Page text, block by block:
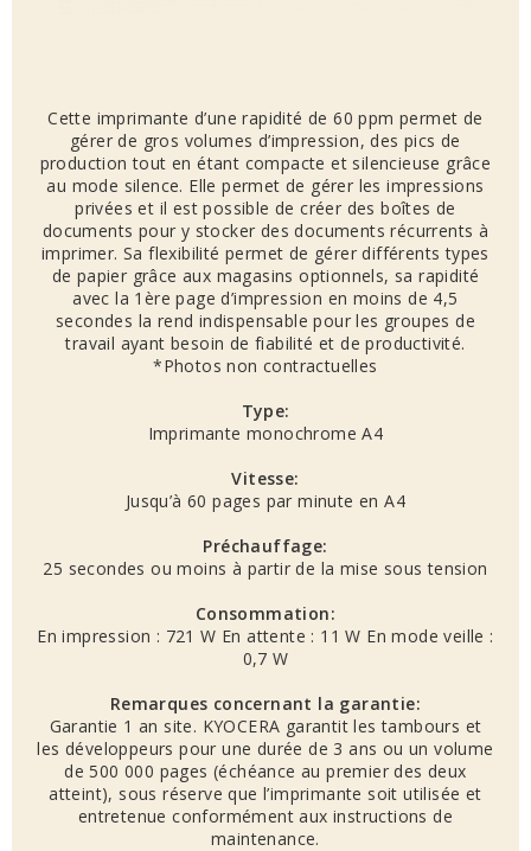
Cette imprimante d’une rapidité de 60 ppm permet de
gérer de gros volumes d’impression, des pics de
production tout en étant compacte et silencieuse grâce
au mode silence. Elle permet de gérer les impressions
privées et il est possible de créer des boîtes de
documents pour y stocker des documents récurrents à
imprimer. Sa flexibilité permet de gérer différents types
de papier grâce aux magasins optionnels, sa rapidité
avec la 1ère page d’impression en moins de 4,5
secondes la rend indispensable pour les groupes de
travail ayant besoin de fiabilité et de productivité.
*Photos non contractuelles
Type:
Imprimante monochrome A4
Vitesse:
Jusqu’à 60 pages par minute en A4
Préchauffage:
25 secondes ou moins à partir de la mise sous tension
Consommation:
En impression : 721 W En attente : 11 W En mode veille :
0,7 W
Remarques concernant la garantie:
Garantie 1 an site. KYOCERA garantit les tambours et
les développeurs pour une durée de 3 ans ou un volume
de 500 000 pages (échéance au premier des deux
atteint), sous réserve que l’imprimante soit utilisée et
entretenue conformément aux instructions de
maintenance.